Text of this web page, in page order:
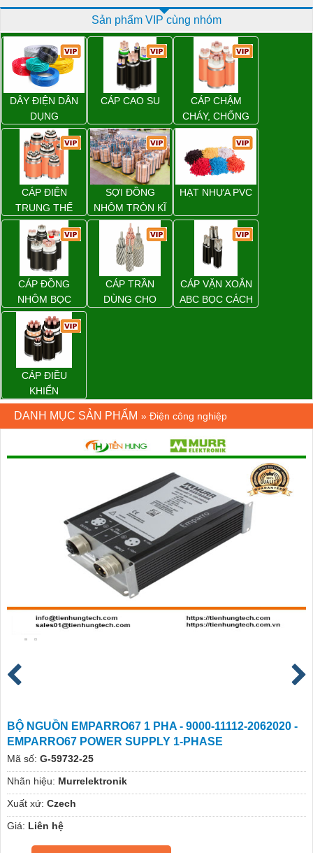
Sản phẩm VIP cùng nhóm
DÂY ĐIỆN DÂN
DỤNG
CÁP CAO SU
CÁP CHẬM
CHÁY, CHỐNG
CHÁY
CÁP ĐIỆN
TRUNG THẾ
SỢI ĐỒNG
NHÔM TRÒN KĨ
THUẬT ĐIỆN
HẠT NHỰA PVC
CÁP ĐỒNG
NHÔM BỌC
CÁP TRẦN
DÙNG CHO
CÁP VẶN XOẮN
ABC BỌC CÁCH
CÁP ĐIỀU
KHIỂN
DANH MỤC SẢN PHẨM » Điện công nghiệp
BỘ NGUỒN EMPARRO67 1 PHA - 9000-11112-2062020 -
EMPARRO67 POWER SUPPLY 1-PHASE
Mã số: G-59732-25
Nhãn hiệu: Murrelektronik
Xuất xứ: Czech
Giá: Liên hệ